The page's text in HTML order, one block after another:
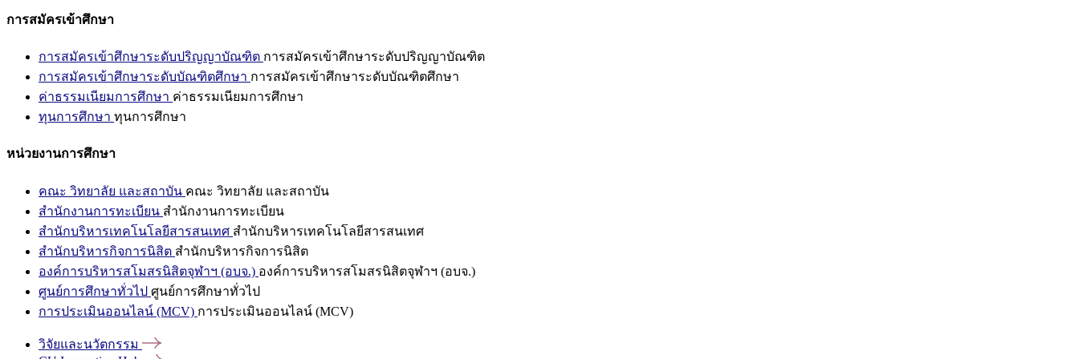
การสมัครเข้าศึกษา
การสมัครเข้าศึกษาระดับปริญญาบัณฑิต การสมัครเข้าศึกษาระดับปริญญาบัณฑิต
การสมัครเข้าศึกษาระดับบัณฑิตศึกษา การสมัครเข้าศึกษาระดับบัณฑิตศึกษา
ค่าธรรมเนียมการศึกษา ค่าธรรมเนียมการศึกษา
ทุนการศึกษา ทุนการศึกษา
หน่วยงานการศึกษา
คณะ วิทยาลัย และสถาบัน คณะ วิทยาลัย และสถาบัน
สำนักงานการทะเบียน สำนักงานการทะเบียน
สำนักบริหารเทคโนโลยีสารสนเทศ สำนักบริหารเทคโนโลยีสารสนเทศ
สำนักบริหารกิจการนิสิต สำนักบริหารกิจการนิสิต
องค์การบริหารสโมสรนิสิตจุฬาฯ (อบจ.) องค์การบริหารสโมสรนิสิตจุฬาฯ (อบจ.)
ศูนย์การศึกษาทั่วไป ศูนย์การศึกษาทั่วไป
การประเมินออนไลน์ (MCV) การประเมินออนไลน์ (MCV)
วิจัยและนวัตกรรม